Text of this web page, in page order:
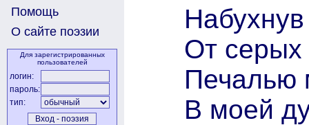
Помощь
О сайте поэзии
Для зарегистрированных
пользователей
логин:
пароль:
тип:
Набухнув
От серых
Печалью
В моей